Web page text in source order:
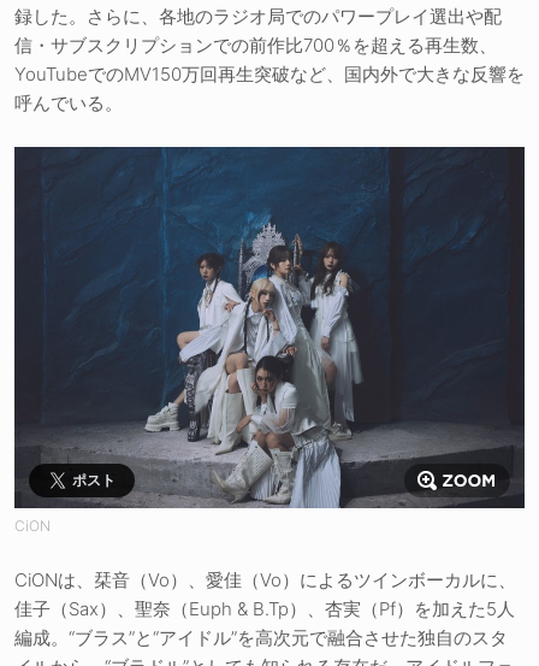
録した。さらに、各地のラジオ局でのパワープレイ選出や配
信・サブスクリプションでの前作比700％を超える再生数、
YouTubeでのMV150万回再生突破など、国内外で大きな反響を
呼んでいる。
ポスト
CiON
CiONは、栞音（Vo）、愛佳（Vo）によるツインボーカルに、
佳子（Sax）、聖奈（Euph & B.Tp）、杏実（Pf）を加えた5人
編成。“ブラス”と“アイドル”を高次元で融合させた独自のスタ